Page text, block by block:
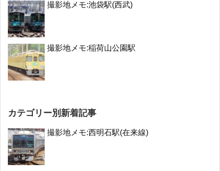
撮影地メモ:池袋駅(西武)
撮影地メモ:稲荷山公園駅
カテゴリー別新着記事
撮影地メモ:西明石駅(在来線)